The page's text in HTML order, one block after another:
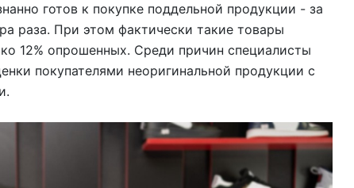
готов к покупке поддельной продукции - за
раза. При этом фактически такие товары
12% опрошенных. Среди причин специалисты
покупателями неоригинальной продукции с